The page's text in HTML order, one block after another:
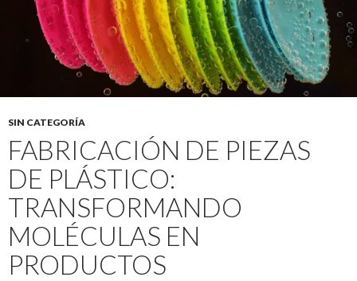
SIN CATEGORÍA
FABRICACIÓN DE PIEZAS
DE PLÁSTICO:
TRANSFORMANDO
MOLÉCULAS EN
PRODUCTOS